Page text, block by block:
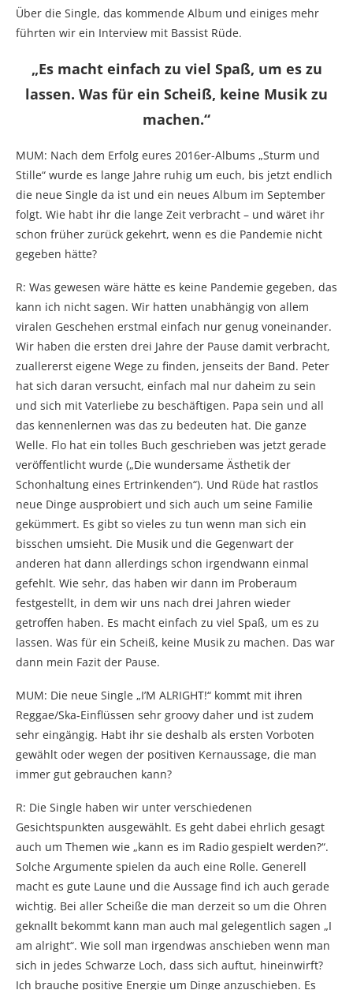
Über die Single, das kommende Album und einiges mehr
führten wir ein Interview mit Bassist Rüde.
„Es macht einfach zu viel Spaß, um es zu
lassen. Was für ein Scheiß, keine Musik zu
machen.“
MUM: Nach dem Erfolg eures 2016er-Albums „Sturm und
Stille“ wurde es lange Jahre ruhig um euch, bis jetzt endlich
die neue Single da ist und ein neues Album im September
folgt. Wie habt ihr die lange Zeit verbracht – und wäret ihr
schon früher zurück gekehrt, wenn es die Pandemie nicht
gegeben hätte?
R: Was gewesen wäre hätte es keine Pandemie gegeben, das
kann ich nicht sagen. Wir hatten unabhängig von allem
viralen Geschehen erstmal einfach nur genug voneinander.
Wir haben die ersten drei Jahre der Pause damit verbracht,
zuallererst eigene Wege zu finden, jenseits der Band. Peter
hat sich daran versucht, einfach mal nur daheim zu sein
und sich mit Vaterliebe zu beschäftigen. Papa sein und all
das kennenlernen was das zu bedeuten hat. Die ganze
Welle. Flo hat ein tolles Buch geschrieben was jetzt gerade
veröffentlicht wurde („Die wundersame Ästhetik der
Schonhaltung eines Ertrinkenden“). Und Rüde hat rastlos
neue Dinge ausprobiert und sich auch um seine Familie
gekümmert. Es gibt so vieles zu tun wenn man sich ein
bisschen umsieht. Die Musik und die Gegenwart der
anderen hat dann allerdings schon irgendwann einmal
gefehlt. Wie sehr, das haben wir dann im Proberaum
festgestellt, in dem wir uns nach drei Jahren wieder
getroffen haben. Es macht einfach zu viel Spaß, um es zu
lassen. Was für ein Scheiß, keine Musik zu machen. Das war
dann mein Fazit der Pause.
MUM: Die neue Single „I’M ALRIGHT!“ kommt mit ihren
Reggae/Ska-Einflüssen sehr groovy daher und ist zudem
sehr eingängig. Habt ihr sie deshalb als ersten Vorboten
gewählt oder wegen der positiven Kernaussage, die man
immer gut gebrauchen kann?
R: Die Single haben wir unter verschiedenen
Gesichtspunkten ausgewählt. Es geht dabei ehrlich gesagt
auch um Themen wie „kann es im Radio gespielt werden?“.
Solche Argumente spielen da auch eine Rolle. Generell
macht es gute Laune und die Aussage find ich auch gerade
wichtig. Bei aller Scheiße die man derzeit so um die Ohren
geknallt bekommt kann man auch mal gelegentlich sagen „I
am alright“. Wie soll man irgendwas anschieben wenn man
sich in jedes Schwarze Loch, dass sich auftut, hineinwirft?
Ich brauche positive Energie um Dinge anzuschieben. Es